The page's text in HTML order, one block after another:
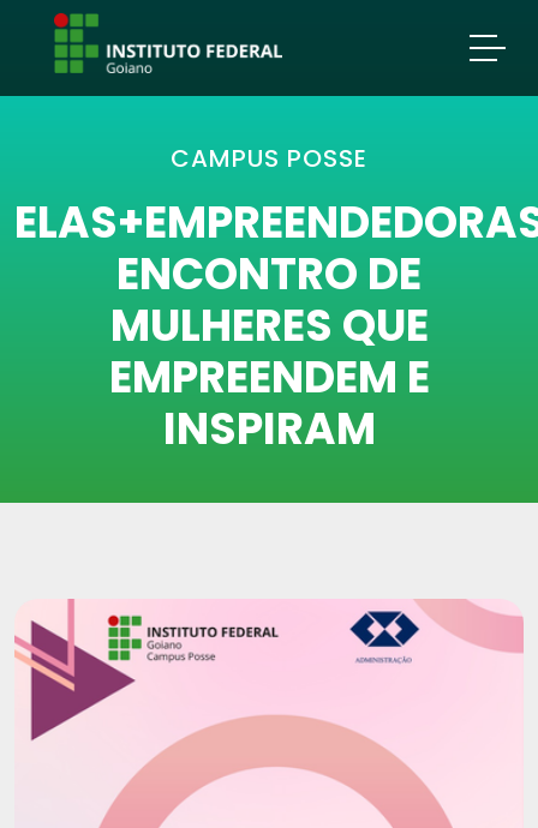
CAMPUS POSSE
ENCONTRO DE
MULHERES QUE
EMPREENDEM E
INSPIRAM